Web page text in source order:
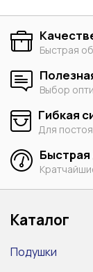
Быстрая
Выбор
Гибкая
Для
Каталог
Подушки